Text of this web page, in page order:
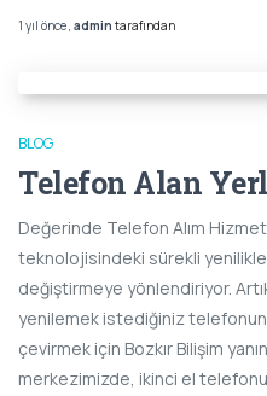
1 yıl önce admin tarafından
BLOG
Telefon Alan
Değerinde Telefon Alım
teknolojisindeki sürekli yenilikler,
değiştirmeye yönlendiriyor.
yenilemek istediğiniz
çevirmek için Bozkır Bilişim
merkezimizde, ikinci el